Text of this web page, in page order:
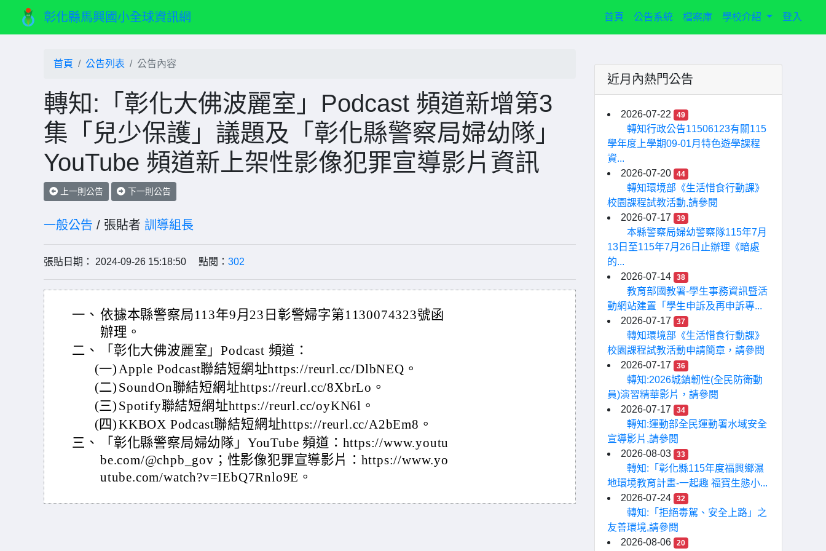
彰化縣馬興國小全球資訊網 首頁 (current)
公告系統 檔案庫 學校介紹 登入
首頁 公告列表 公告內容
轉知:「彰化大佛波麗室」Podcast 頻道新增第3
集「兒少保護」議題及「彰化縣警察局婦幼隊」
YouTube 頻道新上架性影像犯罪宣導影片資訊
上一則公告 下一則公告
一般公告 / 張貼者 訓導組長
張貼日期： 2024-09-26 15:18:50 點閱： 302
一、 依據本縣警察局113年9月23日彰警婦字第1130074323號函
辦理。
二、
「彰化大佛波麗室」Podcast 頻道：
(一)Apple Podcast聯結短網址https://reurl.cc/DlbNEQ。
(二) SoundOn聯結短網址https://reurl.cc/8XbrLo。
(三) Spotify聯結短網址https://reurl.cc/oyKN6l。
(四)KKBOX Podcast聯結短網址https://reurl.cc/A2bEm8。
三、
「彰化縣警察局婦幼隊」YouTube 頻道：https://www.youtu
be.com/@chpb_gov；性影像犯罪宣導影片：https://www.yo
utube.com/watch?v=IEbQ7Rnlo9E。
近月內熱門公告
2026-07-22 49
轉知行政公告11506123有關115
學年度上學期09-01月特色遊學課程
資...
2026-07-20
44
轉知環境部《生活惜食行動課》
校園課程試教活動,請參閱
2026-07-17
39
本縣警察局婦幼警察隊115年7月
13日至115年7月26日止辦理《暗處
的...
2026-07-14
38
教育部國教署-學生事務資訊暨活
動網站建置「學生申訴及再申訴專...
2026-07-17
37
轉知環境部《生活惜食行動課》
校園課程試教活動申請簡章，請參閱
2026-07-17
36
轉知:2026城鎮韌性(全民防衛動
員)演習精華影片，請參閱
2026-07-17
34
轉知:運動部全民運動署水域安全
宣導影片,請參閱
2026-08-03
33
轉知:「彰化縣115年度福興鄉濕
地環境教育計畫-一起趣 福寶生態小...
2026-07-24
32
轉知:「拒絕毒駕、安全上路」之
友善環境,請參閱
2026-08-06
20